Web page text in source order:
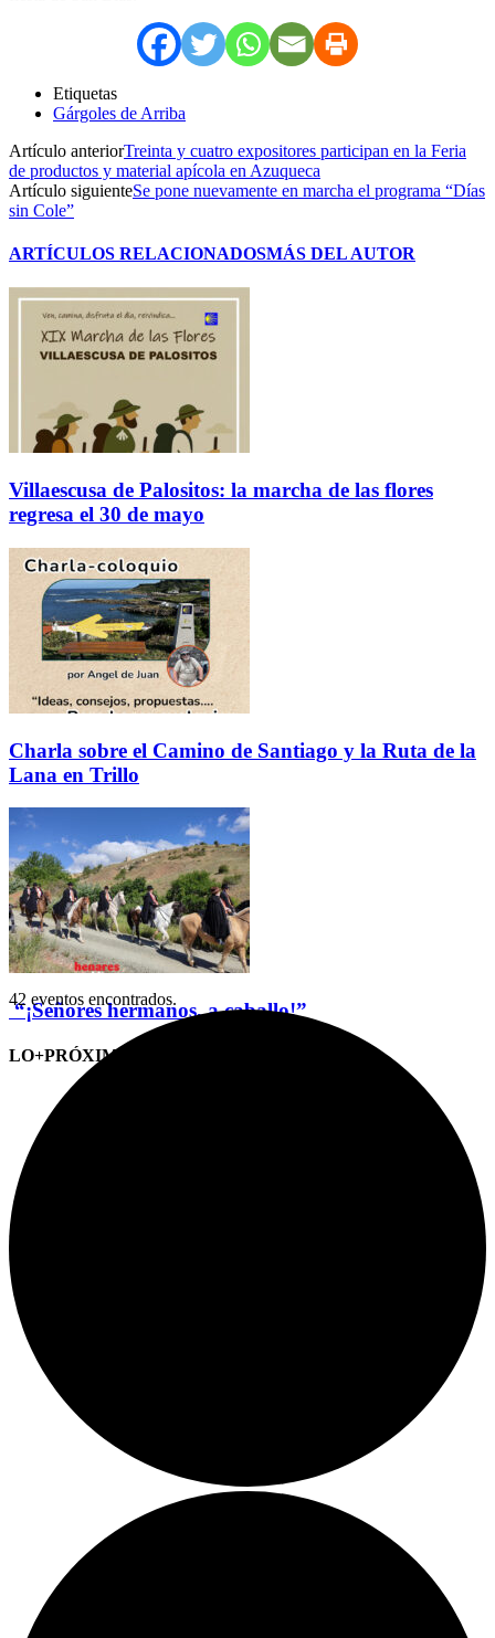
Etiquetas
Gárgoles de Arriba
Artículo anteriorTreinta y cuatro expositores participan en la Feria
de productos y material apícola en Azuqueca
Artículo siguienteSe pone nuevamente en marcha el programa “Días
sin Cole”
ARTÍCULOS RELACIONADOSMÁS DEL AUTOR
Villaescusa de Palositos: la marcha de las flores
regresa el 30 de mayo
Charla sobre el Camino de Santiago y la Ruta de la
Lana en Trillo
“¡Señores hermanos, a caballo!”
LO+PRÓXIMO (CITAS)
42 eventos encontrados.